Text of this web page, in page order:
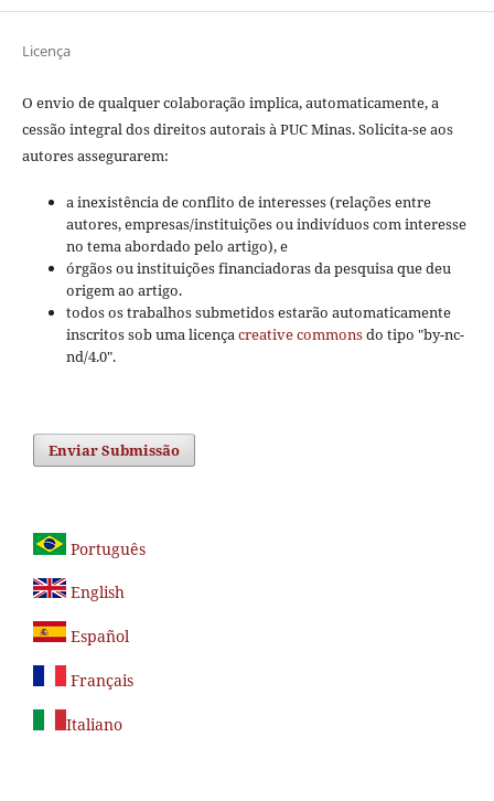
Licença
O envio de qualquer colaboração implica, automaticamente, a
cessão integral dos direitos autorais à PUC Minas. Solicita-se aos
autores assegurarem:
a inexistência de conflito de interesses (relações entre
autores, empresas/instituições ou indivíduos com interesse
no tema abordado pelo artigo), e
órgãos ou instituições financiadoras da pesquisa que deu
origem ao artigo.
todos os trabalhos submetidos estarão automaticamente
inscritos sob uma licençacreative commonsdo tipo "by-nc-
nd/4.0".
Enviar Submissão
Português
English
Español
Français
Italiano